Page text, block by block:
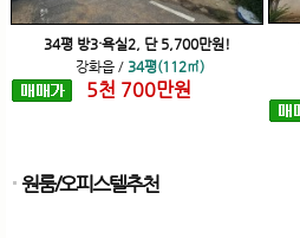
34평 방3·욕실2, 단 5,700만원!
강화읍 / 34평(112㎡)
5천 700만원
원룸/오피스텔추천